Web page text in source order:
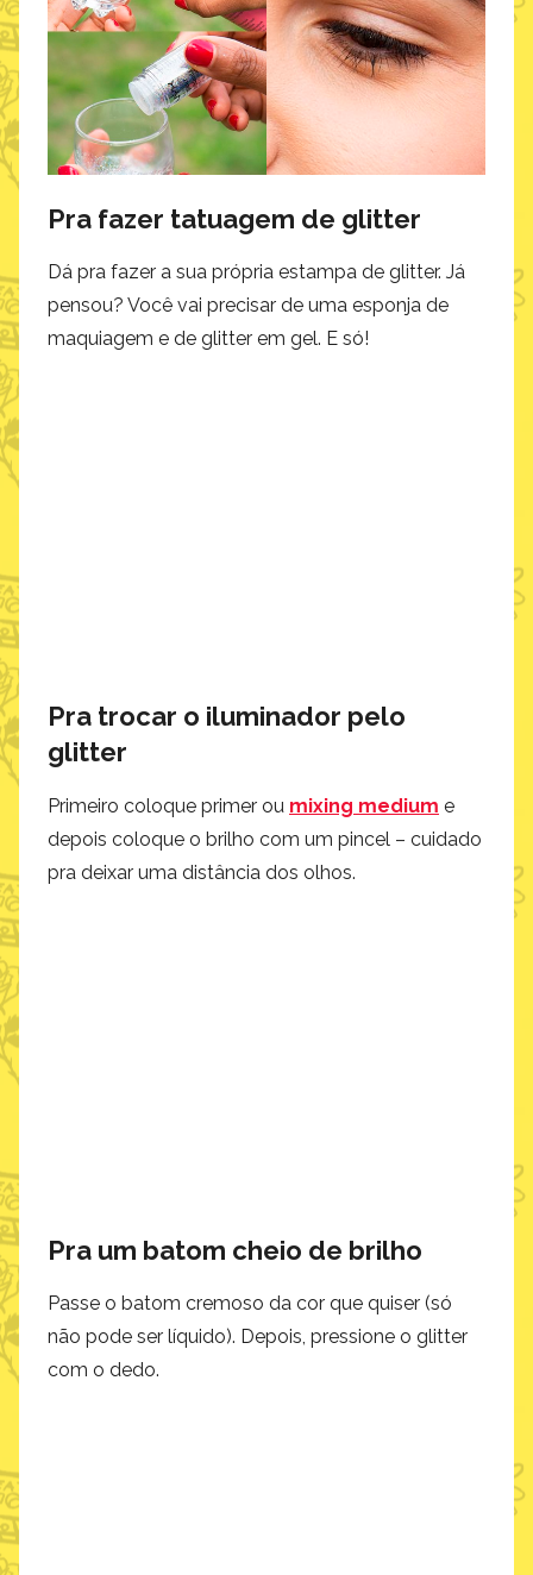
Pra fazer tatuagem de glitter
Dá pra fazer a sua própria estampa de glitter. Já
pensou? Você vai precisar de uma esponja de
maquiagem e de glitter em gel. E só!
Pra trocar o iluminador pelo
glitter
Primeiro coloque primer ou mixing medium e
depois coloque o brilho com um pincel – cuidado
pra deixar uma distância dos olhos.
Pra um batom cheio de brilho
Passe o batom cremoso da cor que quiser (só
não pode ser líquido). Depois, pressione o glitter
com o dedo.